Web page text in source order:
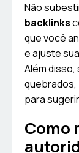
Não
backlinks
que você
e ajuste
Além
para
Como